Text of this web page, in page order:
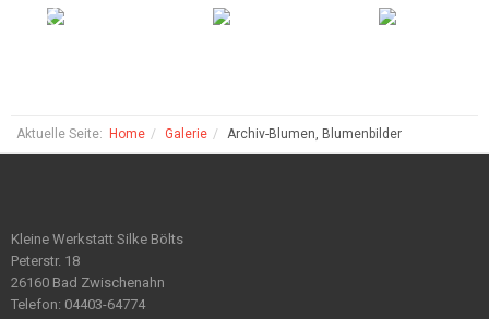
Aktuelle Seite: Home Galerie Archiv-Blumen, Blumenbilder
Kleine Werkstatt Silke Bölts
Peterstr. 18
26160 Bad Zwischenahn
Telefon: 04403-64774